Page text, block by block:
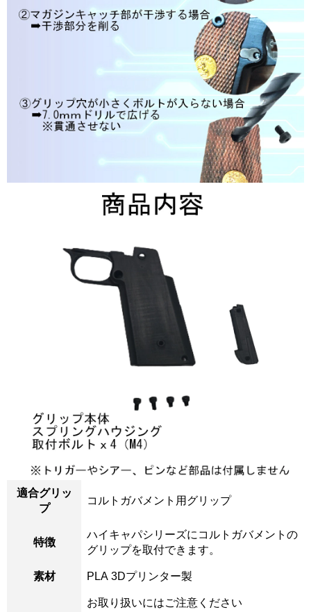
適合グリッ
プ
コルトガバメント用グリップ
特徴
ハイキャパシリーズにコルトガバメントの
グリップを取付できます。
素材 PLA 3Dプリンター製
お取り扱いにはご注意ください